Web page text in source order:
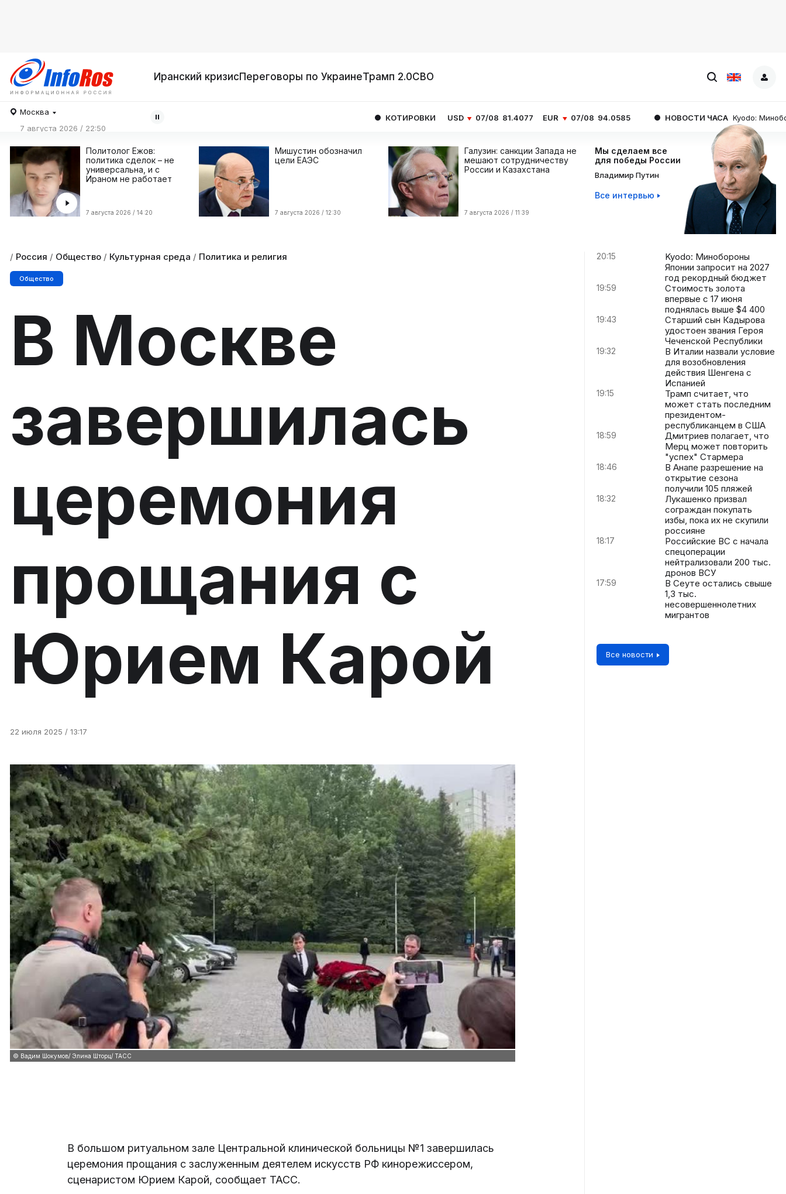
Иранский кризисПереговоры по УкраинеТрамп 2.0СВО
Москва
7 августа 2026 / 22:50
КОТИРОВКИ USD 07/08 81.4077 EUR 07/08 94.0585 НОВОСТИ ЧАСА Kyodo: Минобороны
Политолог Ежов:
политика сделок – не
универсальна, и с
Ираном не работает
7 августа 2026 / 14:20
Мишустин обозначил
цели ЕАЭС
7 августа 2026 / 12:30
Галузин: санкции Запада не
мешают сотрудничеству
России и Казахстана
7 августа 2026 / 11:39
Мы сделаем все
для победы России
Владимир Путин
Все интервью
/ Россия / Общество / Культурная среда / Политика и религия
Общество
В Москве
завершилась
церемония
прощания с
Юрием Карой
22 июля 2025 / 13:17
© Вадим Шокумов/ Элина Шторц/ ТАСС
В большом ритуальном зале Центральной клинической больницы №1 завершилась
церемония прощания с заслуженным деятелем искусств РФ кинорежиссером,
сценаристом Юрием Карой, сообщает ТАСС.
20:15
Kyodo: Минобороны
Японии запросит на 2027
год рекордный бюджет
19:59
Стоимость золота
впервые с 17 июня
поднялась выше $4 400
19:43
Старший сын Кадырова
удостоен звания Героя
Чеченской Республики
19:32
В Италии назвали условие
для возобновления
действия Шенгена с
Испанией
19:15
Трамп считает, что
может стать последним
президентом-
республиканцем в США
18:59
Дмитриев полагает, что
Мерц может повторить
"успех" Стармера
18:46
В Анапе разрешение на
открытие сезона
получили 105 пляжей
18:32
Лукашенко призвал
сограждан покупать
избы, пока их не скупили
россияне
18:17
Российские ВС с начала
спецоперации
нейтрализовали 200 тыс.
дронов ВСУ
17:59
В Сеуте остались свыше
1,3 тыс.
несовершеннолетних
мигрантов
Все новости